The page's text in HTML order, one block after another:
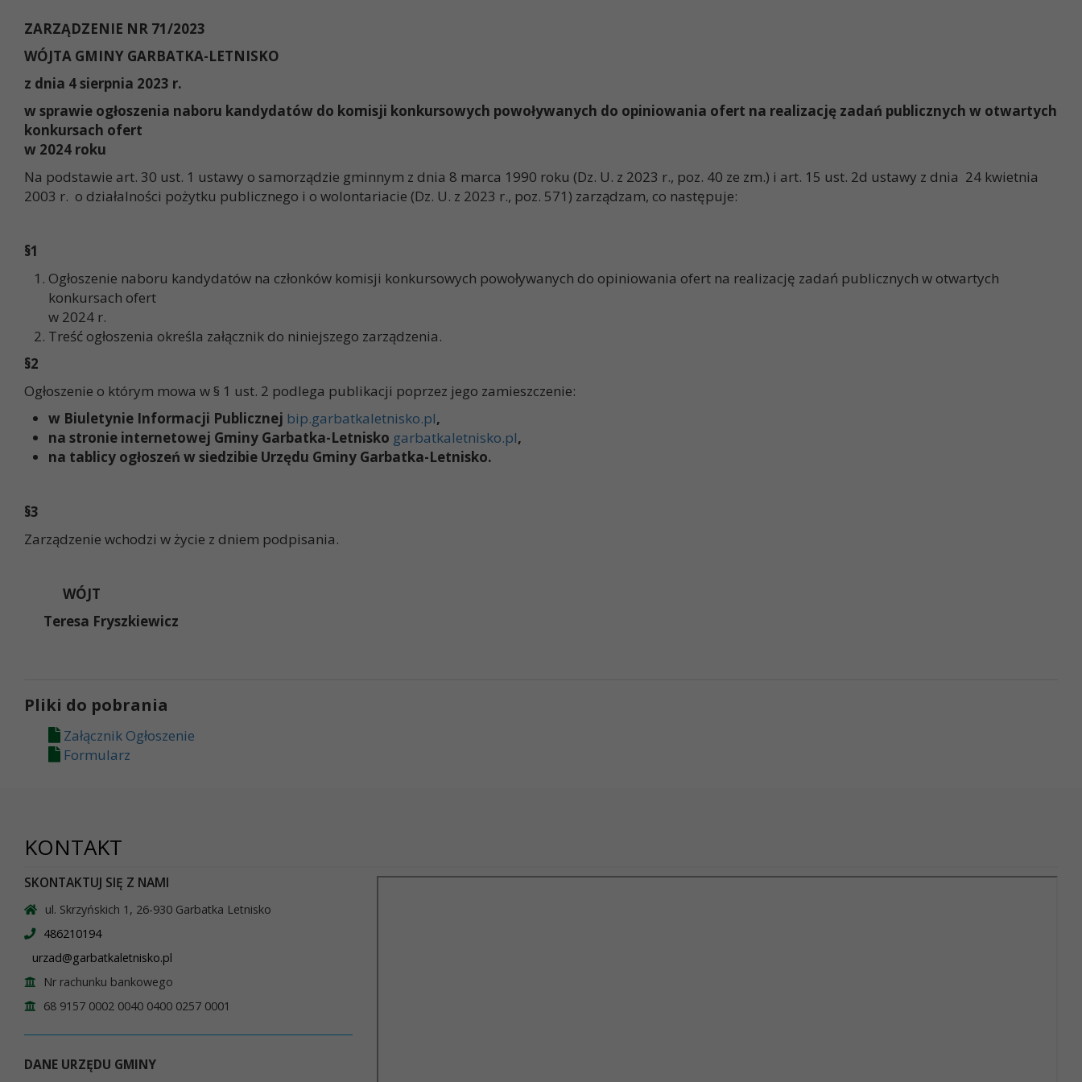
ZARZĄDZENIE NR 71/2023
WÓJTA GMINY GARBATKA-LETNISKO
z dnia 4 sierpnia 2023 r.
w sprawie ogłoszenia naboru kandydatów do komisji konkursowych powoływanych do opiniowania ofert na realizację zadań publicznych w otwartych
konkursach ofert
w 2024 roku
Na podstawie art. 30 ust. 1 ustawy o samorządzie gminnym z dnia 8 marca 1990 roku (Dz. U. z 2023 r., poz. 40 ze zm.) i art. 15 ust. 2d ustawy z dnia 24 kwietnia
2003 r. o działalności pożytku publicznego i o wolontariacie (Dz. U. z 2023 r., poz. 571) zarządzam, co następuje:
§1
Ogłoszenie naboru kandydatów na członków komisji konkursowych powoływanych do opiniowania ofert na realizację zadań publicznych w otwartych
konkursach ofert
w 2024 r.
Treść ogłoszenia określa załącznik do niniejszego zarządzenia.
§2
Ogłoszenie o którym mowa w § 1 ust. 2 podlega publikacji poprzez jego zamieszczenie:
w Biuletynie Informacji Publicznej bip.garbatkaletnisko.pl,
na stronie internetowej Gminy Garbatka-Letnisko garbatkaletnisko.pl,
na tablicy ogłoszeń w siedzibie Urzędu Gminy Garbatka-Letnisko.
§3
Zarządzenie wchodzi w życie z dniem podpisania.
WÓJT
Teresa Fryszkiewicz
Pliki do pobrania
Załącznik Ogłoszenie
Formularz
KONTAKT
SKONTAKTUJ SIĘ Z NAMI
ul. Skrzyńskich 1, 26-930 Garbatka Letnisko
486210194
urzad@garbatkaletnisko.pl
Nr rachunku bankowego
68 9157 0002 0040 0400 0257 0001
DANE URZĘDU GMINY